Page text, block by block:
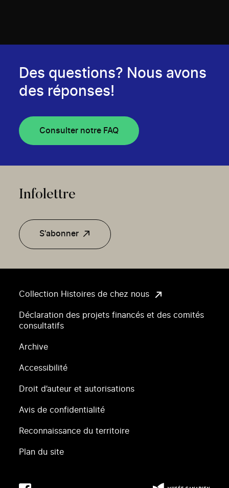
Collection Histoires de chez nous
Déclaration des projets financés et des comités
consultatifs
Archive
Accessibilité
Droit d’auteur et autorisations
Avis de confidentialité
Reconnaissance du territoire
Plan du site
Des questions? Nous avons
des réponses!
Consulter notre FAQ
Infolettre
S'abonner